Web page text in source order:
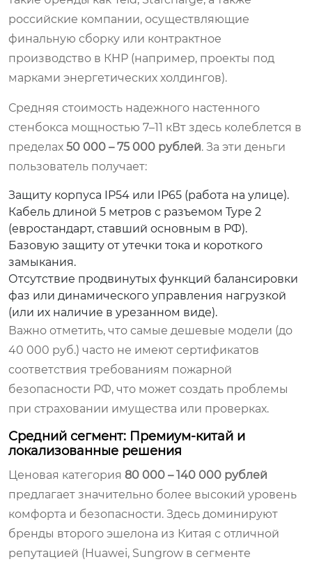
российские компании, осуществляющие
финальную сборку или контрактное
производство в КНР (например, проекты под
марками энергетических холдингов).
Средняя стоимость надежного настенного
стенбокса мощностью 7–11 кВт здесь колеблется в
пределах 50 000 – 75 000 рублей. За эти деньги
пользователь получает:
Защиту корпуса IP54 или IP65 (работа на улице).
Кабель длиной 5 метров с разъемом Type 2
(евростандарт, ставший основным в РФ).
Базовую защиту от утечки тока и короткого
замыкания.
Отсутствие продвинутых функций балансировки
фаз или динамического управления нагрузкой
(или их наличие в урезанном виде).
Важно отметить, что самые дешевые модели (до
40 000 руб.) часто не имеют сертификатов
соответствия требованиям пожарной
безопасности РФ, что может создать проблемы
при страховании имущества или проверках.
Средний сегмент: Премиум-китай и
локализованные решения
Ценовая категория 80 000 – 140 000 рублей
предлагает значительно более высокий уровень
комфорта и безопасности. Здесь доминируют
бренды второго эшелона из Китая с отличной
репутацией (Huawei, Sungrow в сегменте